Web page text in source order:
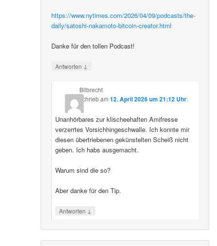
https://www.nytimes.com/2026/04/09/podcasts/the-
daily/satoshi-nakamoto-bitcoin-creator.html
Danke für den tollen Podcast!
Antworten ↓
Bilbrecht
schriebam 12. April 2026 um 21:12 Uhr:
Unanhörbares zur klischeehaften Amifresse
verzerrtes Vorsichhingeschwalle. Ich konnte mir
diesen übertriebenen gekünstelten Scheiß nicht
geben. Ich habs ausgemacht.
Warum sind die so?
Aber danke für den Tip.
Antworten ↓